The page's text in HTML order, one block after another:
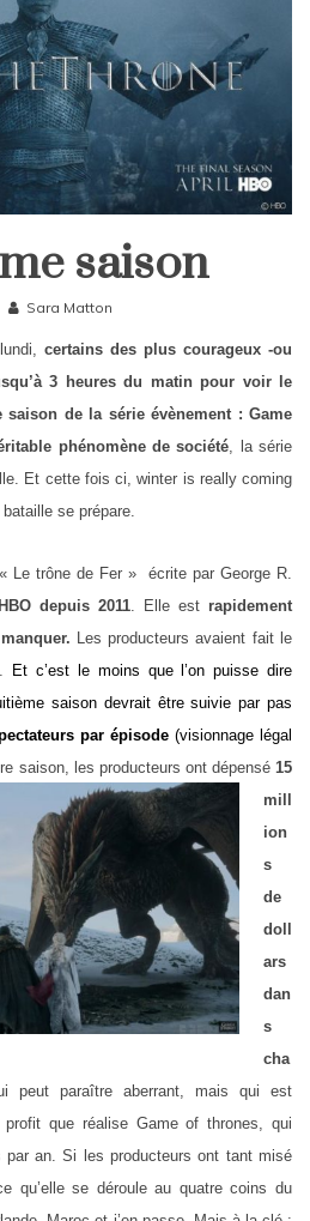
saison
Sara Matton
certains des plus courageux -ou
3 heures du matin pour voir le
saison de la série évènement : Game
phénomène de société , la série
Et cette fois ci, winter is really coming
se prépare.
Le trône de Fer » écrite par George R.
depuis 2011 . Elle est rapidement
Les producteurs avaient fait le
Et c’est le moins que l’on puisse dire
saison devrait être suivie par pas
par épisode (visionnage légal
saison, les producteurs ont dépensé 15
mill
ion
s
de
doll
ars
dan
s
cha
peut paraître aberrant, mais qui est
que réalise Game of thrones, qui
par an. Si les producteurs ont tant misé
qu’elle se déroule au quatre coins du